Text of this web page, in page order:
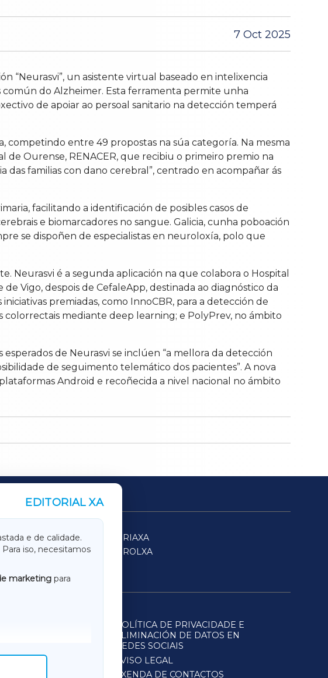
7 Oct 2025
“Neurasvi”, un asistente virtual baseado en intelixencia
común do Alzheimer. Esta ferramenta permite unha
de apoiar ao persoal sanitario na detección temperá
competindo entre 49 propostas na súa categoría. Na mesma
Ourense, RENACER, que recibiu o primeiro premio na
das familias con dano cerebral”, centrado en acompañar ás
facilitando a identificación de posibles casos de
e biomarcadores no sangue. Galicia, cunha poboación
se dispoñen de especialistas en neuroloxía, polo que
é a segunda aplicación na que colabora o Hospital
Vigo, despois de CefaleApp, destinada ao diagnóstico da
premiadas, como InnoCBR, para a detección de
colorrectais mediante deep learning; e PolyPrev, no ámbito
de Neurasvi se inclúen “a mellora da detección
de seguimento telemático dos pacientes”. A nova
Android e recoñecida a nivel nacional no ámbito
EDITORIAL XA
e de calidade.
iso, necesitamos
marketing para
SARRIAXA
FERROLXA
POLÍTICA DE PRIVACIDADE E
ELIMINACIÓN DE DATOS EN
REDES SOCIAIS
AVISO LEGAL
AXENDA DE CONTACTOS